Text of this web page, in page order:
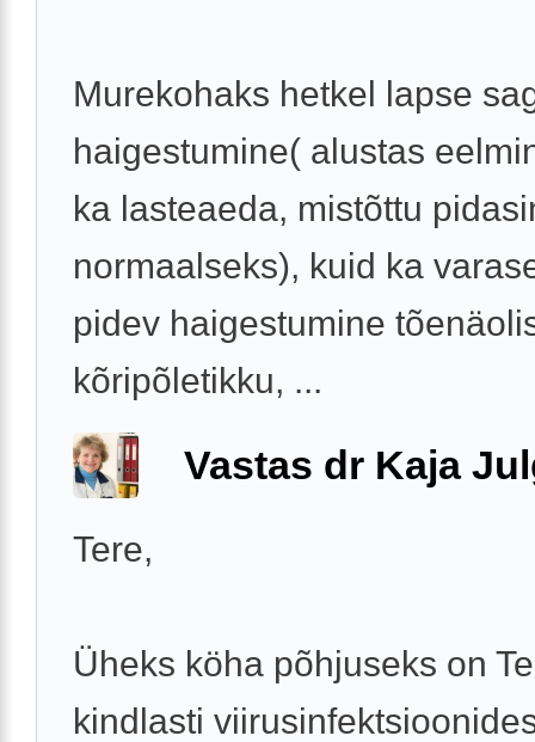
Murekohaks hetkel lapse
haigestumine( alustas
ka lasteaeda, mistõttu
normaalseks), kuid ka
pidev haigestumine
kõripõletikku, ...
Vastas dr Kaja
Tere,
Üheks köha põhjuseks on
kindlasti